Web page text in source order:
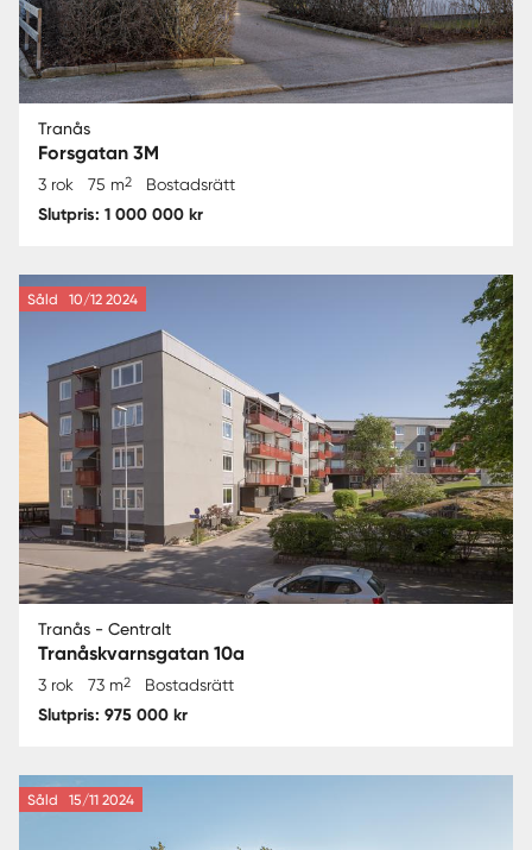
Tranås
Forsgatan 3M
3 rok 75 m2 Bostadsrätt
Slutpris: 1 000 000 kr
Såld 10/12 2024
Tranås - Centralt
Tranåskvarnsgatan 10a
3 rok 73 m2 Bostadsrätt
Slutpris: 975 000 kr
Såld 15/11 2024